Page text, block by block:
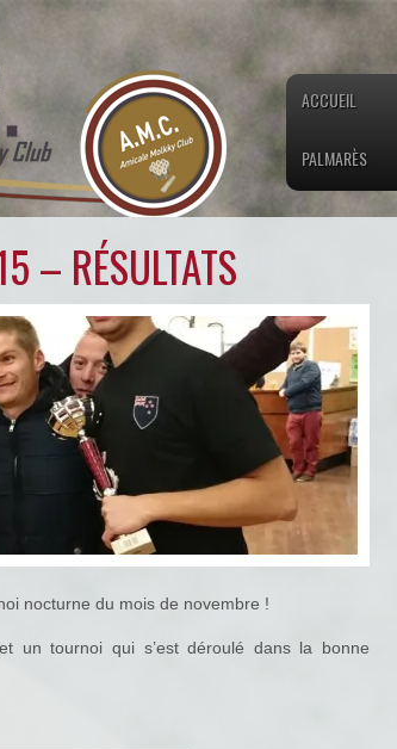
ACCUEIL
PALMARÈS
– RÉSULTATS
nocturne du mois de novembre !
un tournoi qui s’est déroulé dans la bonne